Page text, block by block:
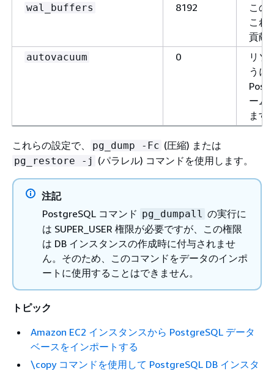
wal_buffers 8192
この
これ
貢献
autovacuum 0
リソ
うに
ーム
ます
これらの設定で、 pg_dump -Fc (圧縮) または
pg_restore -j (パラレル) コマンドを使用します。
注記
PostgreSQL コマンド pg_dumpall の実行に
は SUPER_USER 権限が必要ですが、この権限
は DB インスタンスの作成時に付与されませ
ん。そのため、このコマンドをデータのインポ
ートに使用することはできません。
トピック
Amazon EC2 インスタンスから PostgreSQL データ
ベースをインポートする
\copy コマンドを使用して PostgreSQL DB インスタ